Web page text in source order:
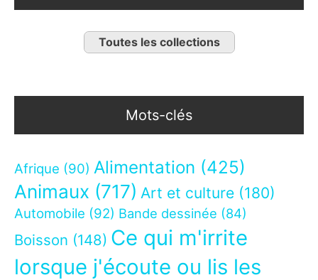
Toutes les collections
Mots-clés
Afrique (90) Alimentation (425)
Animaux (717) Art et culture (180)
Automobile (92) Bande dessinée (84)
Boisson (148) Ce qui m'irrite
lorsque j'écoute ou lis les